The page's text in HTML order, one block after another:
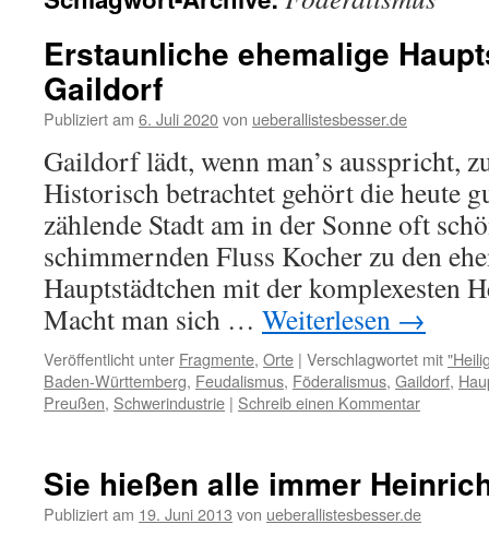
Erstaunliche ehemalige
Gaildorf
Publiziert am 6. Juli 2020von ueberallistesbesser.de
Gaildorf lädt, wenn man’s ausspricht,
Historisch betrachtet gehört die heute
zählende Stadt am in der Sonne oft
schimmernden Fluss Kocher zu den
Hauptstädtchen mit der komplexesten
Macht man sich … Weiterlesen →
Veröffentlicht unter Fragmente, Orte | Verschlagwortet mit
Baden-Württemberg, Feudalismus, Föderalismus, Gaildorf,
Preußen, Schwerindustrie | Schreib einen Kommentar
Sie hießen alle immer
Publiziert am 19. Juni 2013 von ueberallistesbesser.de